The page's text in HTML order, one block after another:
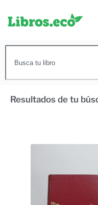
Resultados de tu